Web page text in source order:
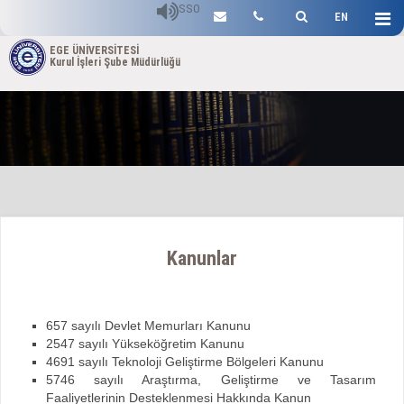
EN
SSO
EGE ÜNİVERSİTESİ
Kurul İşleri Şube Müdürlüğü
Kanunlar
657 sayılı Devlet Memurları Kanunu
2547 sayılı Yükseköğretim Kanunu
4691 sayılı Teknoloji Geliştirme Bölgeleri Kanunu
5746 sayılı Araştırma, Geliştirme ve Tasarım
Faaliyetlerinin Desteklenmesi Hakkında Kanun